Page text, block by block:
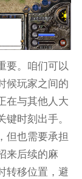
要。咱们可以
候玩家之间的
在与其他人大
时刻出手。
但也需要承担
来后续的麻
转移位置，避